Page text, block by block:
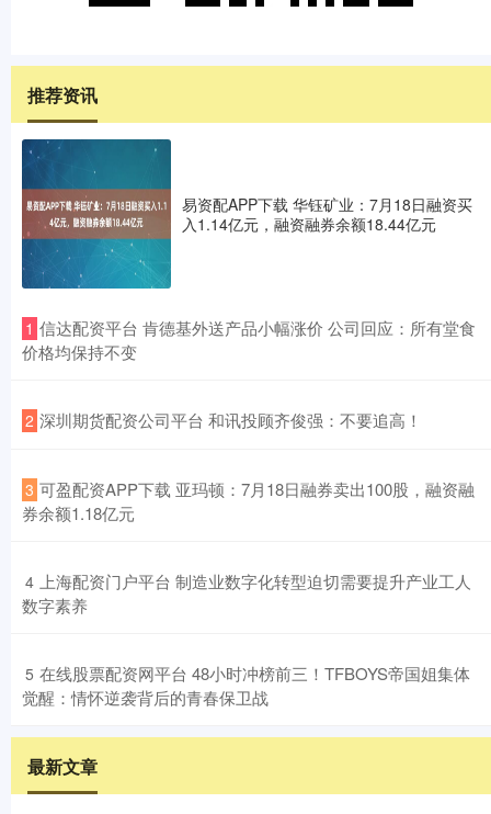
推荐资讯
易资配APP下载 华钰矿业：7月18日融资买
入1.14亿元，融资融券余额18.44亿元
1 ​信达配资平台 肯德基外送产品小幅涨价 公司回应：所有堂食
价格均保持不变
2 ​深圳期货配资公司平台 和讯投顾齐俊强：不要追高！
3 ​可盈配资APP下载 亚玛顿：7月18日融券卖出100股，融资融
券余额1.18亿元
4 ​上海配资门户平台 制造业数字化转型迫切需要提升产业工人
数字素养
5 ​在线股票配资网平台 48小时冲榜前三！TFBOYS帝国姐集体
觉醒：情怀逆袭背后的青春保卫战
最新文章